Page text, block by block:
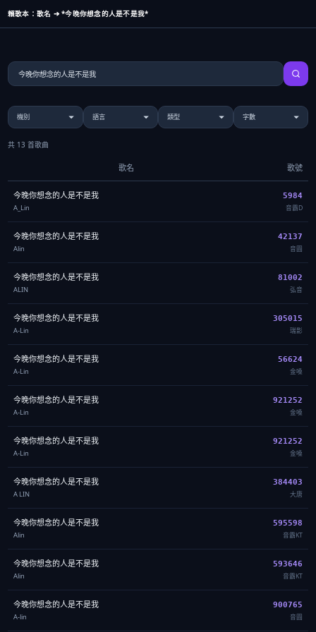
賴歌本：歌名 ➔ *今晚你想念的人是不是我*
共 13 首歌曲
歌名 歌號
今晚你想念的人是不是我
A_Lin
5984
音霸D
今晚你想念的人是不是我
Alin
42137
音圓
今晚你想念的人是不是我
ALIN
81002
弘音
今晚你想念的人是不是我
A-Lin
305015
瑞影
今晚你想念的人是不是我
A-Lin
56624
金嗓
今晚你想念的人是不是我
A-Lin
921252
金嗓
今晚你想念的人是不是我
A-Lin
921252
金嗓
今晚你想念的人是不是我
A LIN
384403
大唐
今晚你想念的人是不是我
Alin
595598
音霸KT
今晚你想念的人是不是我
Alin
593646
音霸KT
今晚你想念的人是不是我
A-lin
900765
音圓